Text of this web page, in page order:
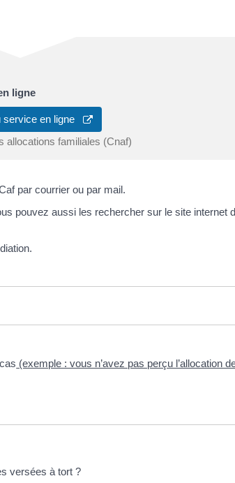
ligne
service en ligne
allocations familiales (Cnaf)
par courrier ou par mail.
pouvez aussi les rechercher sur le site internet
(exemple : vous n’avez pas perçu l’allocation
versées à tort ?